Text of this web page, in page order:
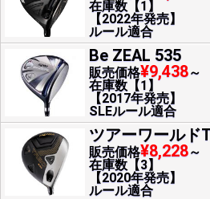
在庫数【1】
【2022年発売】
ルール適合
Be ZEAL 535
販売価格¥9,438～
在庫数【1】
【2017年発売】
SLEルール適合
ツアーワールド
販売価格¥8,228～
在庫数【3】
【2020年発売】
ルール適合